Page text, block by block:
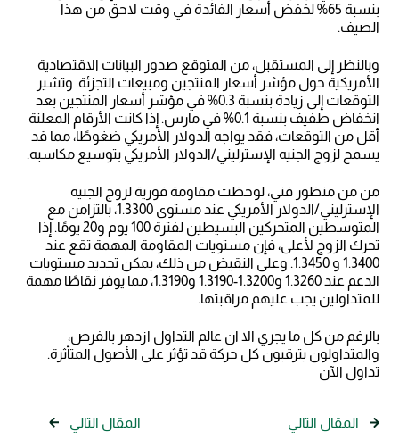
بنسبة 65% لخفض أسعار الفائدة في وقت لاحق من هذا
الصيف.
وبالنظر إلى المستقبل، من المتوقع صدور البيانات الاقتصادية
الأمريكية حول مؤشر أسعار المنتجين ومبيعات التجزئة. وتشير
التوقعات إلى زيادة بنسبة 0.3% في مؤشر أسعار المنتجين بعد
انخفاض طفيف بنسبة 0.1% في مارس. إذا كانت الأرقام المعلنة
أقل من التوقعات، فقد يواجه الدولار الأمريكي ضغوطًا، مما قد
يسمح لزوج الجنيه الإسترليني/الدولار الأمريكي بتوسيع مكاسبه.
من من منظور فني، لوحظت مقاومة فورية لزوج الجنيه
الإسترليني/الدولار الأمريكي عند مستوى 1.3300، بالتزامن مع
المتوسطين المتحركين البسيطين لفترة 100 يوم و20 يومًا. إذا
تحرك الزوج لأعلى، فإن مستويات المقاومة المهمة تقع عند
1.3400 و 1.3450. وعلى النقيض من ذلك، يمكن تحديد مستويات
الدعم عند 1.3260 و1.3200-1.3190 و1.3190، مما يوفر نقاطًا مهمة
للمتداولين يجب عليهم مراقبتها.
بالرغم من كل ما يجري الا ان عالم التداول ازدهر بالفرص،
والمتداولون يترقبون كل حركة قد تؤثر على الأصول المتأثرة.
تداول الآن
المقال التالي
المقال التالي